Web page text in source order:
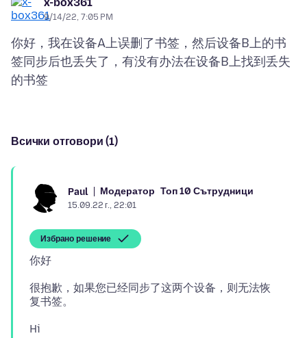
9/14/22, 7:05 PM
你好，我在设备A上误删了书签，然后设备B上的书
签同步后也丢失了，有没有办法在设备B上找到丢失
Всички отговори (1)
Paul Модератор Топ 10 Сътрудници
15.09.22 г., 22:01
Избрано решение
很抱歉，如果您已经同步了这两个设备，则无法恢